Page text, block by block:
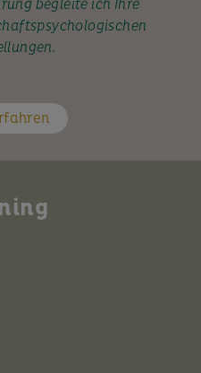
begleite ich Ihre